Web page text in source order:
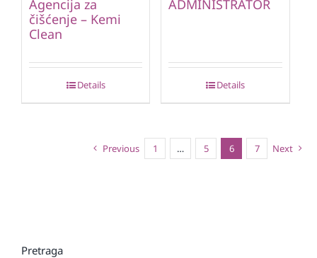
Agencija za
čišćenje – Kemi
Clean
Details
ADMINISTRATOR
Details
Previous 1 … 5 6 7 Next
Pretraga